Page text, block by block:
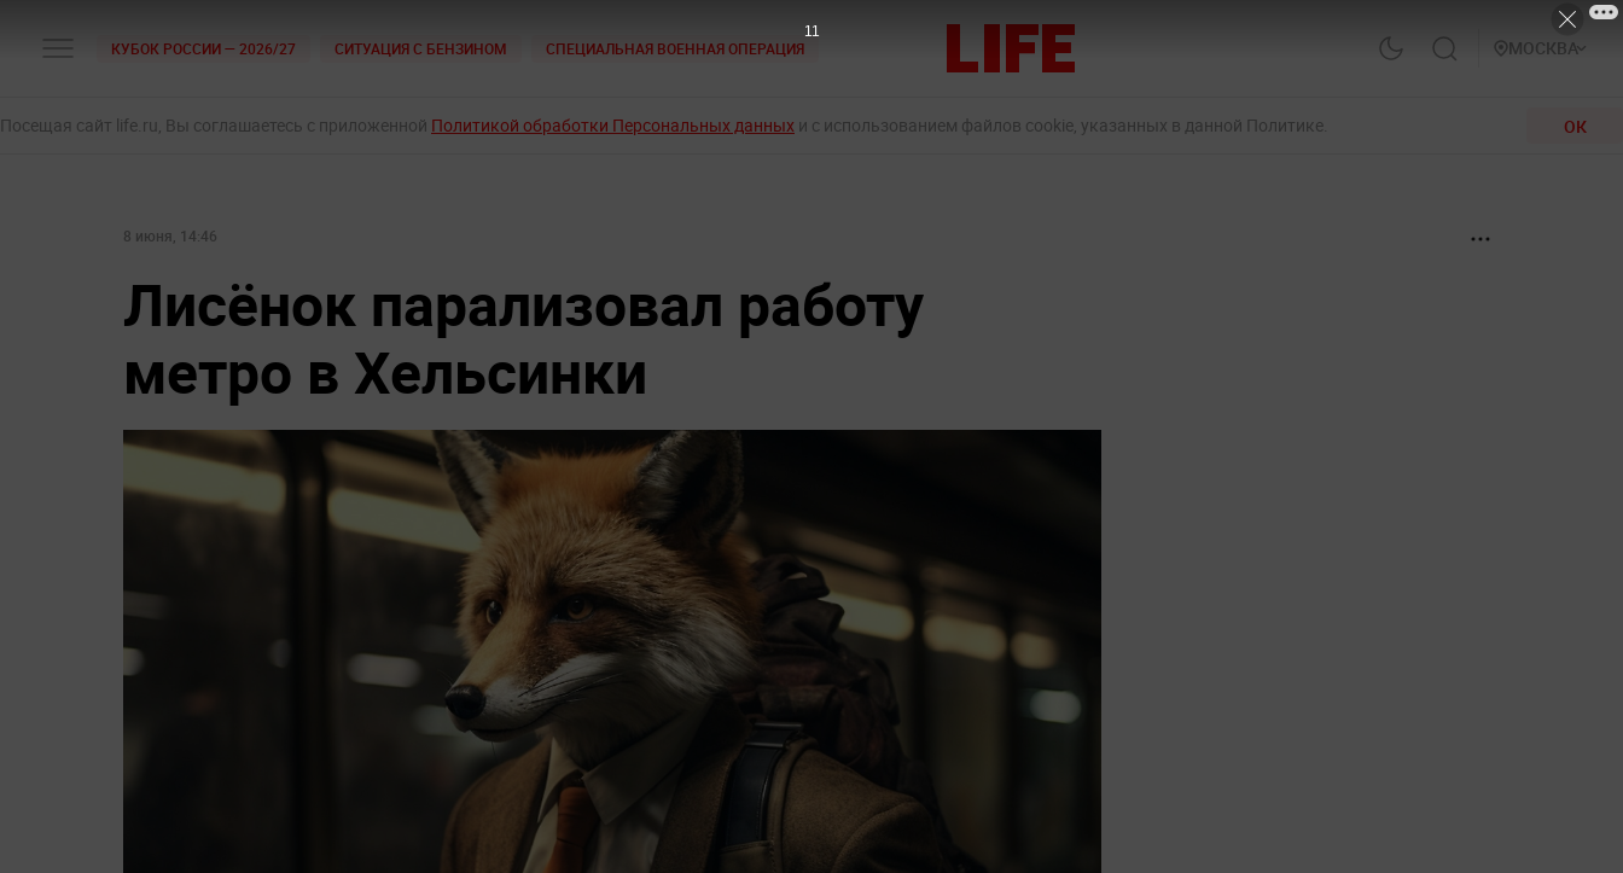
КУБОК РОССИИ — 2026/27 СИТУАЦИЯ С БЕНЗИНОМ СПЕЦИАЛЬНАЯ ВОЕННАЯ ОПЕРАЦИЯ МОСКВА
Посещая сайт life.ru, Вы соглашаетесь с приложенной Политикой обработки Персональных данных и с использованием файлов cookie, указанных в данной Политике. ОК
8 июня, 14:46
Лисёнок парализовал работу
метро в Хельсинки
10